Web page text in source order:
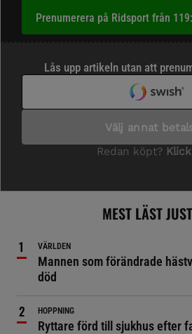
Prenumerera på Ridsport från
MEST LÄST
VÄRLDEN
Mannen som förändrade
död
HOPPNING
Ryttare förd till sjukhus efter